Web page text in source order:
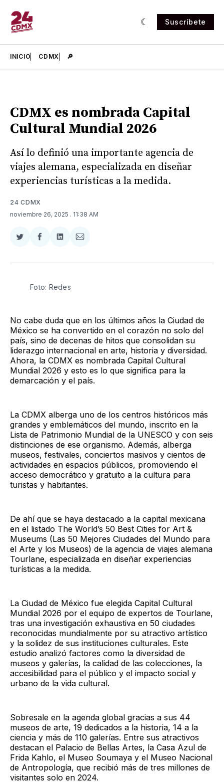
Suscríbete
INICIO CDMX 🔎
CDMX es nombrada Capital
Cultural Mundial 2026
Así lo definió una importante agencia de
viajes alemana, especializada en diseñar
experiencias turísticas a la medida.
24 CDMX
noviembre 26, 2025 . 11:38 AM
Compartir
Twitter
Compartir
Facebook
Compartir
LinkedIn
Compartir
Email
Foto: Redes
No cabe duda que en los últimos años la Ciudad de
México se ha convertido en el corazón no solo del
país, sino de decenas de hitos que consolidan su
liderazgo internacional en arte, historia y diversidad.
Ahora, la CDMX es nombrada Capital Cultural
Mundial 2026 y esto es lo que significa para la
demarcación y el país.
La CDMX alberga uno de los centros históricos más
grandes y emblemáticos del mundo, inscrito en la
Lista de Patrimonio Mundial de la UNESCO y con seis
distinciones de ese organismo. Además, alberga
museos, festivales, conciertos masivos y cientos de
actividades en espacios públicos, promoviendo el
acceso democrático y gratuito a la cultura para
turistas y habitantes.
De ahí que se haya destacado a la capital mexicana
en el listado The World’s 50 Best Cities for Art &
Museums (Las 50 Mejores Ciudades del Mundo para
el Arte y los Museos) de la agencia de viajes alemana
Tourlane, especializada en diseñar experiencias
turísticas a la medida.
La Ciudad de México fue elegida Capital Cultural
Mundial 2026 por el equipo de expertos de Tourlane,
tras una investigación exhaustiva en 50 ciudades
reconocidas mundialmente por su atractivo artístico
y la solidez de sus instituciones culturales. Este
estudio analizó factores como la diversidad de
museos y galerías, la calidad de las colecciones, la
accesibilidad para el público y el impacto social y
urbano de la vida cultural.
Sobresale en la agenda global gracias a sus 44
museos de arte, 19 dedicados a la historia, 14 a la
ciencia y más de 110 galerías. Entre sus atractivos
destacan el Palacio de Bellas Artes, la Casa Azul de
Frida Kahlo, el Museo Soumaya y el Museo Nacional
de Antropología, que recibió más de tres millones de
visitantes solo en 2024.